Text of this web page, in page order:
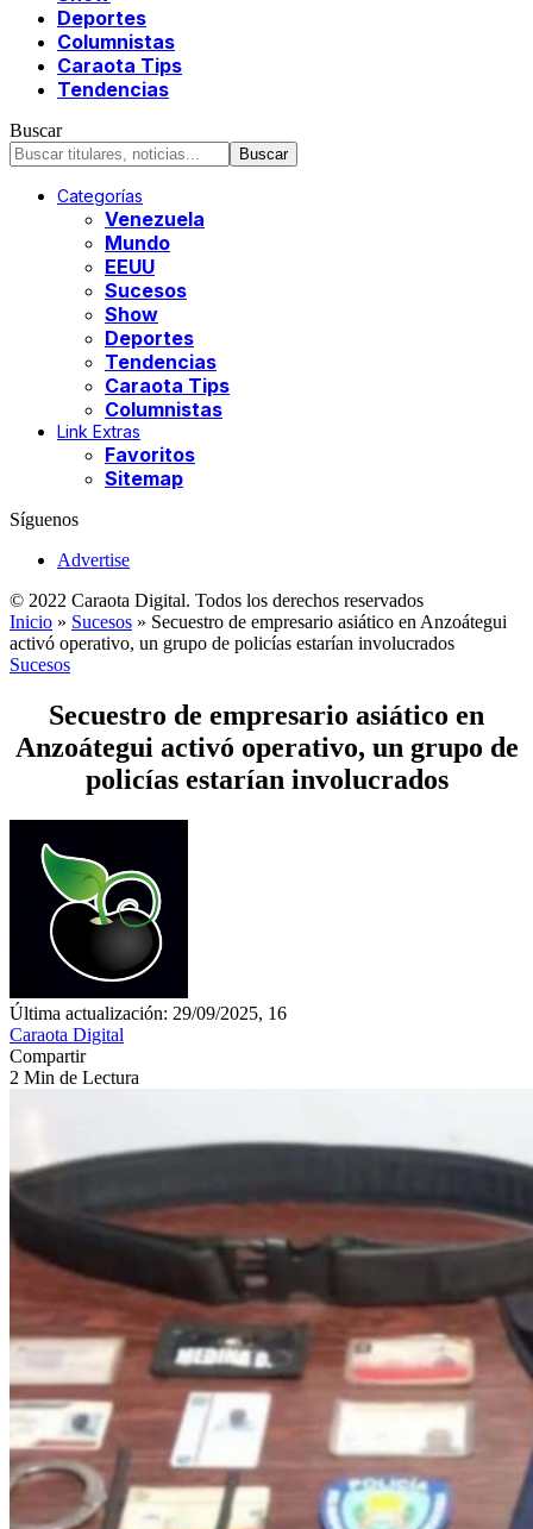
Deportes
Columnistas
Caraota Tips
Tendencias
Buscar
Categorías
Venezuela
Mundo
EEUU
Sucesos
Show
Deportes
Tendencias
Caraota Tips
Columnistas
Link Extras
Favoritos
Sitemap
Síguenos
Advertise
© 2022 Caraota Digital. Todos los derechos reservados
Inicio » Sucesos » Secuestro de empresario asiático en Anzoátegui
activó operativo, un grupo de policías estarían involucrados
Sucesos
Secuestro de empresario asiático en
Anzoátegui activó operativo, un grupo de
policías estarían involucrados
Última actualización: 29/09/2025, 16
Caraota Digital
Compartir
2 Min de Lectura